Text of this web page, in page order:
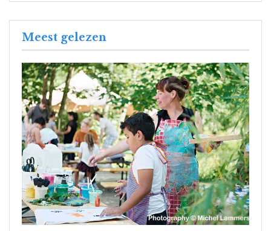
Meest gelezen